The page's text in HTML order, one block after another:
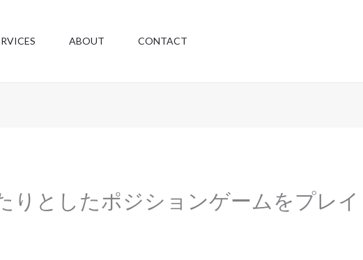
ABOUT CONTACT
りとしたポジションゲームをプレイ